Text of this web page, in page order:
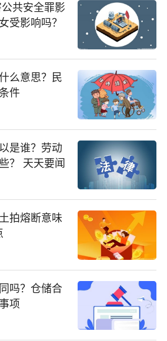
共安全罪影
受影响吗？
么意思？民
件
是谁？​劳动
？ 天天要闻
拍熔断意味
吗？仓储合
项